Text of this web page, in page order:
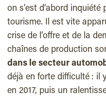
on s’est d’abord inquiété
tourisme. Il est vite
crise de l’offre et de la
chaînes de production
dans le secteur
déjà en forte difficulté : il
en 2017, puis un